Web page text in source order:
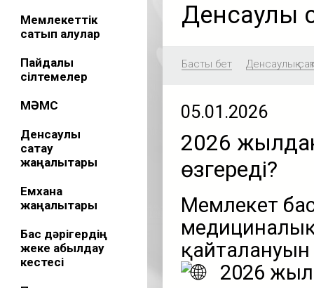
Мемлекеттік
сатып алулар
Пайдалы
сілтемелер
МӘМС
Денсаулық
сақтау
жаңалықтары
Емхана
жаңалықтары
Бас дәрігердің
жеке қабылдау
кестесі
Денсаулық
Басты бет Денсаулық
05.01.2026
2026
өзгереді?
Мемлекет
медициналық
2026